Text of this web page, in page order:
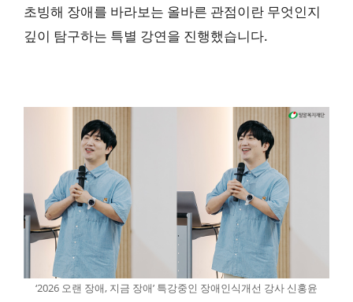
초빙해 장애를 바라보는 올바른 관점이란 무엇인지
깊이 탐구하는 특별 강연을 진행했습니다.
‘2026 오랜 장애, 지금 장애’ 특강중인 장애인식개선 강사 신홍윤